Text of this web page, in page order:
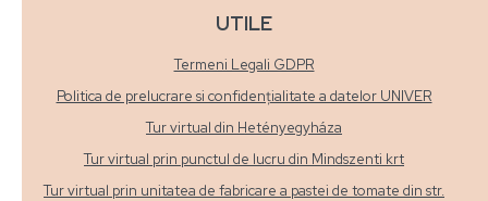
UTILE
Termeni Legali GDPR
Politica de prelucrare si confidențialitate a datelor UNIVER
Tur virtual din Hetényegyháza
Tur virtual prin punctul de lucru din Mindszenti krt
Tur virtual prin unitatea de fabricare a pastei de tomate din str.